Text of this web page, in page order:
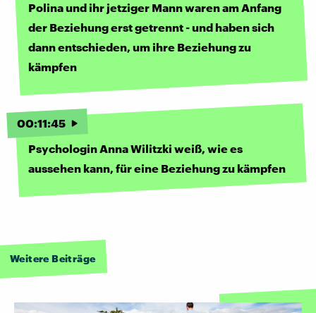
Polina und ihr jetziger Mann waren am Anfang
der Beziehung erst getrennt - und haben sich
dann entschieden, um ihre Beziehung zu
kämpfen
00:11:45
Psychologin Anna Wilitzki weiß, wie es
aussehen kann, für eine Beziehung zu kämpfen
Weitere Beiträge